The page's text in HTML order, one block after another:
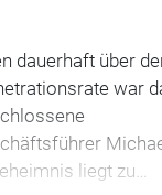
dauerhaft über
war
liegt zu…